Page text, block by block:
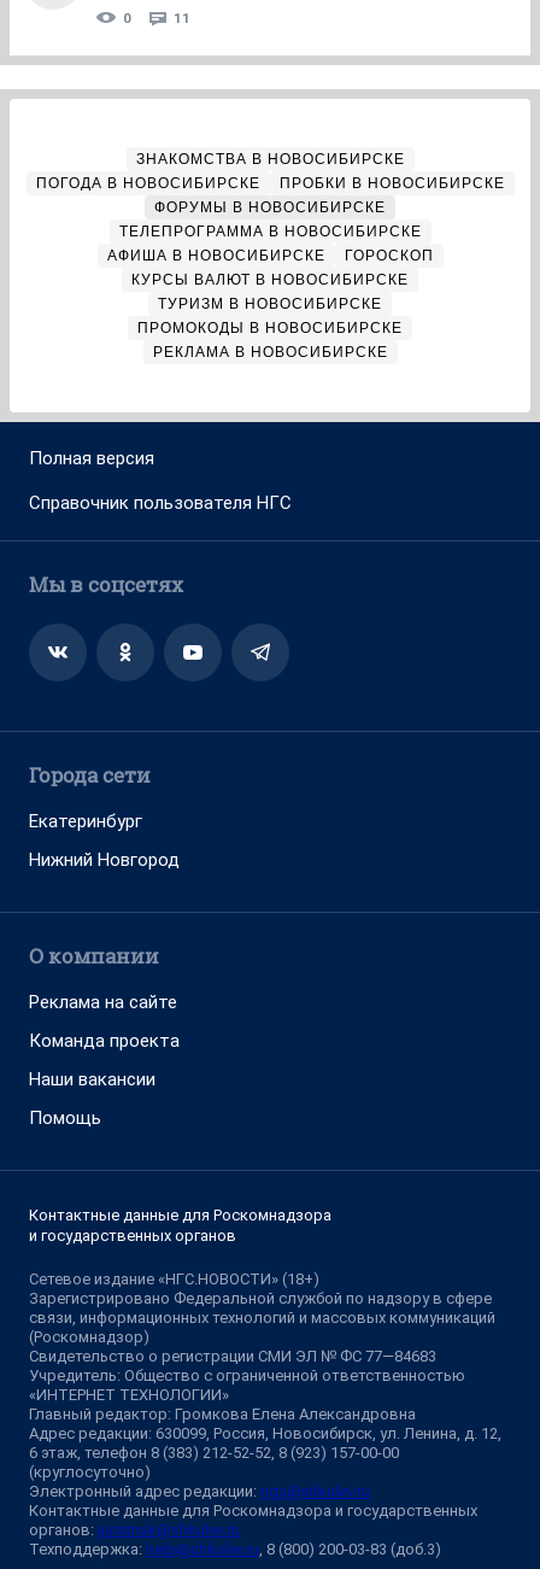
0 11
ЗНАКОМСТВА В НОВОСИБИРСКЕ
ПОГОДА В НОВОСИБИРСКЕ
ПРОБКИ В НОВОСИБИРСКЕ
ФОРУМЫ В НОВОСИБИРСКЕ
ТЕЛЕПРОГРАММА В НОВОСИБИРСКЕ
АФИША В НОВОСИБИРСКЕ
ГОРОСКОП
КУРСЫ ВАЛЮТ В НОВОСИБИРСКЕ
ТУРИЗМ В НОВОСИБИРСКЕ
ПРОМОКОДЫ В НОВОСИБИРСКЕ
РЕКЛАМА В НОВОСИБИРСКЕ
Полная версия
Справочник пользователя НГС
Мы в соцсетях
Города сети
Екатеринбург
Нижний Новгород
О компании
Реклама на сайте
Команда проекта
Наши вакансии
Помощь
Контактные данные для Роскомнадзора
и государственных органов
Сетевое издание «НГС.НОВОСТИ» (18+)
Зарегистрировано Федеральной службой по надзору в сфере
связи, информационных технологий и массовых коммуникаций
(Роскомнадзор)
Свидетельство о регистрации СМИ ЭЛ № ФС 77—84683
Учредитель: Общество с ограниченной ответственностью
«ИНТЕРНЕТ ТЕХНОЛОГИИ»
Главный редактор: Громкова Елена Александровна
Адрес редакции: 630099, Россия, Новосибирск, ул. Ленина, д. 12,
6 этаж, телефон 8 (383) 212-52-52, 8 (923) 157-00-00
(круглосуточно)
Электронный адрес редакции: ngs@shkulev.ru
Контактные данные для Роскомнадзора и государственных
органов: juristnsk@shkulev.ru
Техподдержка: help@shkulev.ru , 8 (800) 200-03-83 (доб.3)